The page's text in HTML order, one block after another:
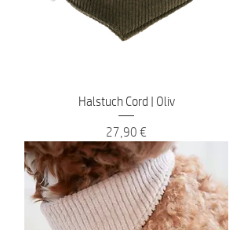
Halstuch Cord | Oliv
Preis
27,90 €